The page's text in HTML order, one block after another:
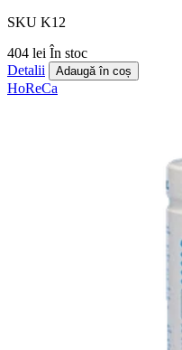
SKU K12
404 lei În stoc
Detalii
Adaugă în coș
HoReCa